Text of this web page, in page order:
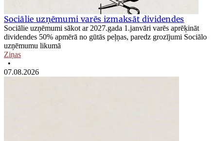
Sociālie uzņēmumi varēs izmaksāt dividendes
Sociālie uzņēmumi sākot ar 2027.gada 1.janvāri varēs aprēķināt
dividendes 50% apmērā no gūtās peļņas, paredz grozījumi Sociālo
uzņēmumu likumā
Ziņas
•
07.08.2026